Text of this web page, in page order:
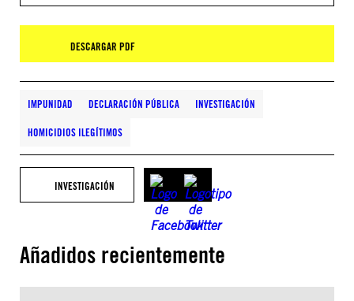
DESCARGAR PDF
IMPUNIDAD DECLARACIÓN PÚBLICA INVESTIGACIÓN
HOMICIDIOS ILEGÍTIMOS
INVESTIGACIÓN
Añadidos recientemente